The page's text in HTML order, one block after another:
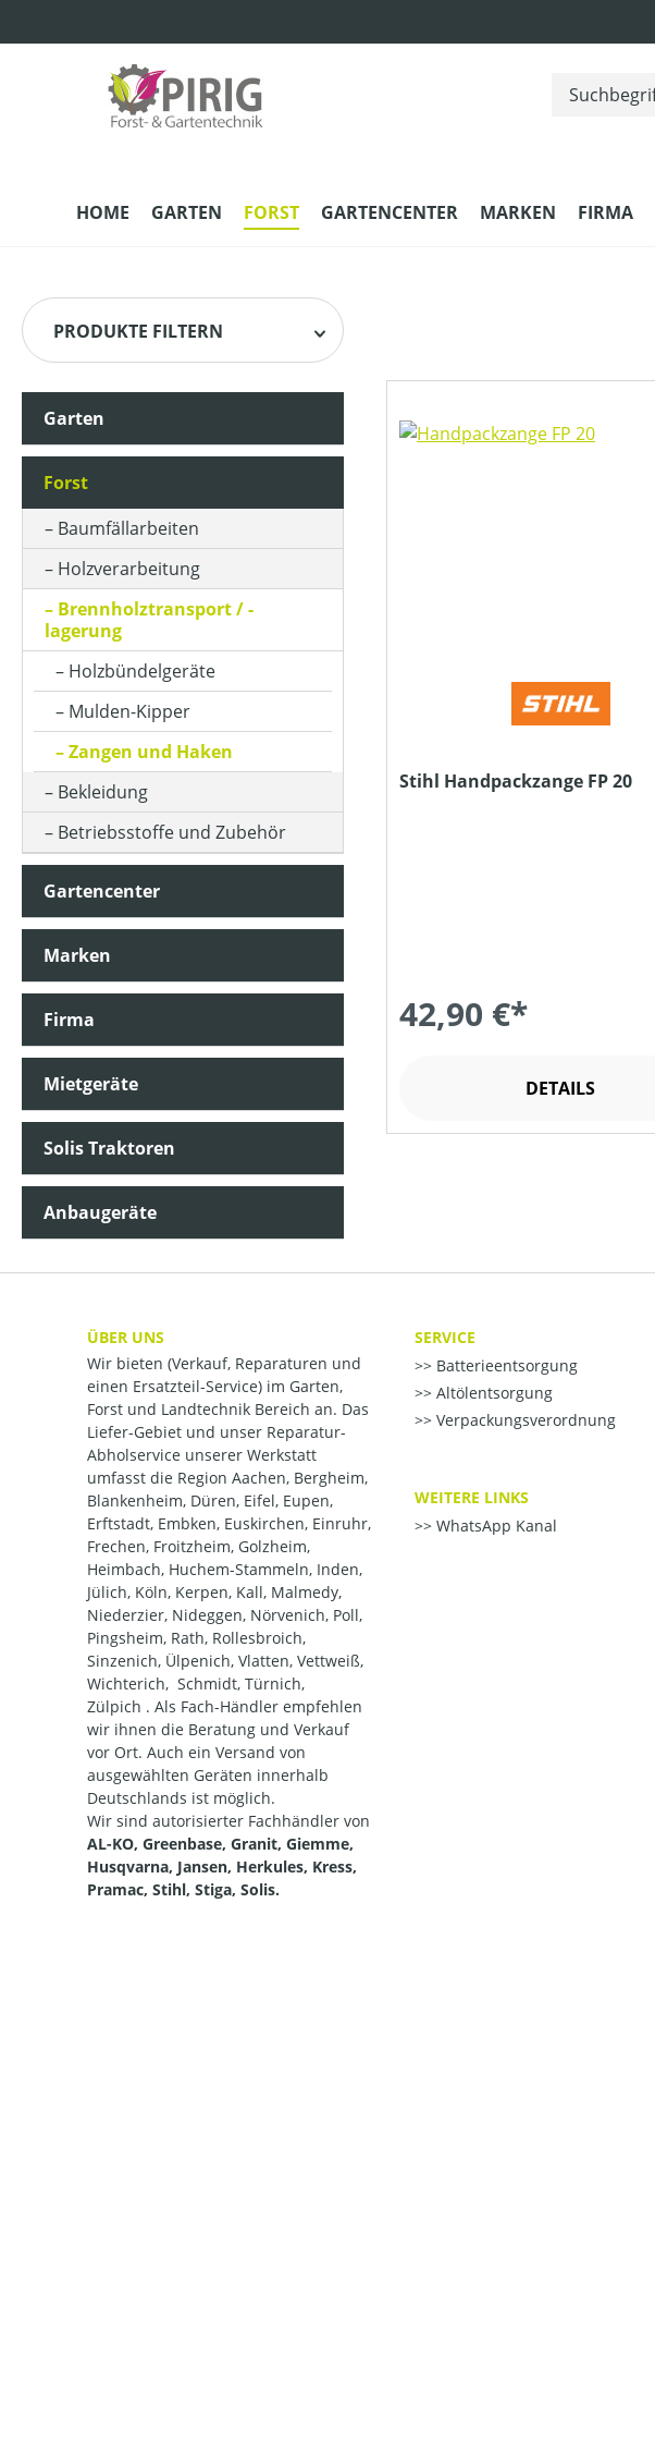
HOME GARTEN FORST GARTENCENTER MARKEN FIRMA
PRODUKTE FILTERN
HERSTELLER
PREIS
Garten
Forst
Baumfällarbeiten
Holzverarbeitung
Brennholztransport / -
lagerung
Holzbündelgeräte
Mulden-Kipper
Zangen und Haken
Bekleidung
Betriebsstoffe und Zubehör
Gartencenter
Marken
Firma
Mietgeräte
Solis Traktoren
Anbaugeräte
Stihl Handpackzange FP 20
42,90 €*
DETAILS
ÜBER UNS
Wir bieten (Verkauf, Reparaturen und
einen Ersatzteil-Service) im Garten,
Forst und Landtechnik Bereich an. Das
Liefer-Gebiet und unser Reparatur-
Abholservice unserer Werkstatt
umfasst die Region Aachen, Bergheim,
Blankenheim, Düren, Eifel, Eupen,
Erftstadt, Embken, Euskirchen, Einruhr,
Frechen, Froitzheim, Golzheim,
Heimbach, Huchem-Stammeln, Inden,
Jülich, Köln, Kerpen, Kall, Malmedy,
Niederzier, Nideggen, Nörvenich, Poll,
Pingsheim, Rath, Rollesbroich,
Sinzenich, Ülpenich, Vlatten, Vettweiß,
Wichterich, Schmidt, Türnich,
Zülpich . Als Fach-Händler empfehlen
wir ihnen die Beratung und Verkauf
vor Ort. Auch ein Versand von
ausgewählten Geräten innerhalb
Deutschlands ist möglich.
Wir sind autorisierter Fachhändler von
AL-KO, Greenbase, Granit, Giemme,
Husqvarna, Jansen, Herkules, Kress,
Pramac, Stihl, Stiga, Solis.
SERVICE
Batterieentsorgung
Altölentsorgung
Verpackungsverordnung
WEITERE LINKS
WhatsApp Kanal